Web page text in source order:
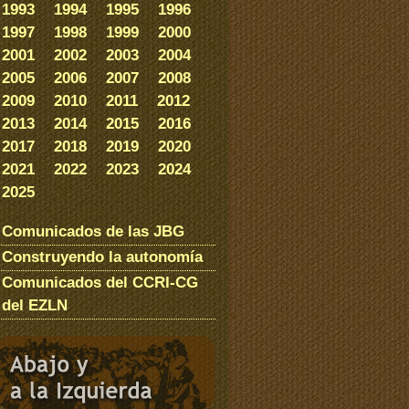
1993 1994 1995
1996
1997
1998 1999
2000
2001
2002 2003
2004
2005
2006 2007
2008
2009
2010 2011
2012
2013
2014 2015
2016
2017
2018 2019
2020
2021
2022 2023
2024
2025
Comunicados de las JBG
Construyendo la autonomía
Comunicados del CCRI-CG
del EZLN